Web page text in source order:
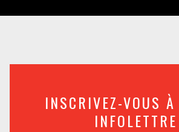
INSCRIVEZ-VOUS À
INFOLETTRE